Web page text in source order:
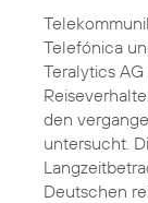
Telefónica
Teralytics
den
untersucht.
Deutschen